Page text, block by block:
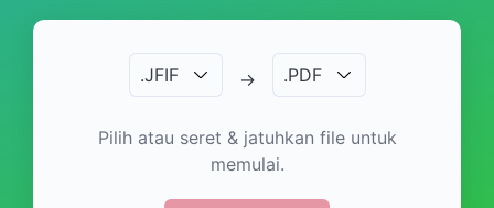
.JFIF → .PDF
Pilih atau seret & jatuhkan file untuk
memulai.